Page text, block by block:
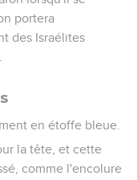
portera
des Israélites
en étoffe bleue.
la tête, et cette
comme l'encolure